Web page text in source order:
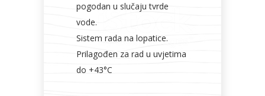
pogodan u slučaju tvrde
vode.
Sistem rada na lopatice.
Prilagođen za rad u uvjetima
do +43°C